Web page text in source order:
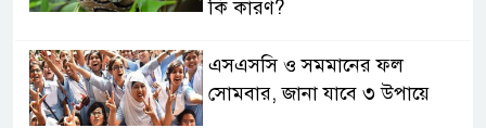
কি কারণ?
এসএসসি ও সমমানের ফল
সোমবার, জানা যাবে ৩ উপায়ে